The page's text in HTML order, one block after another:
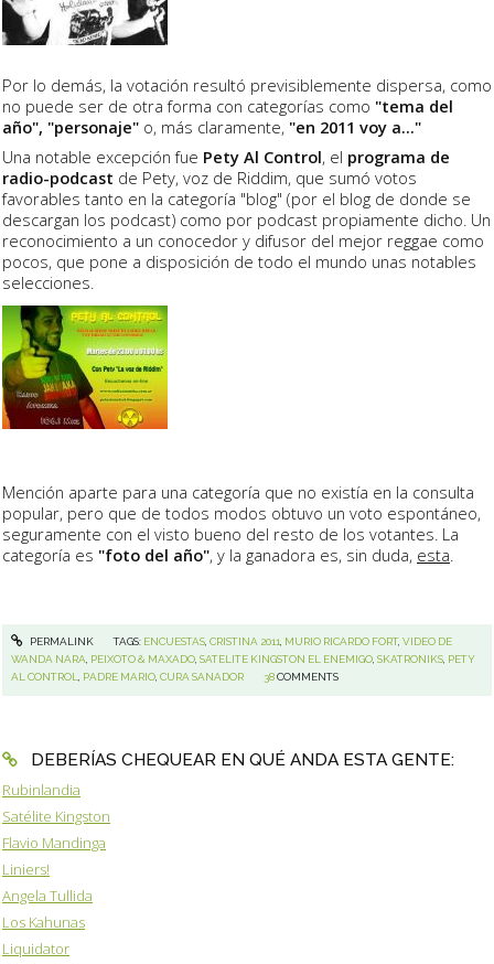
Por lo demás, la votación resultó previsiblemente dispersa, como
no puede ser de otra forma con categorías como "tema del
año", "personaje" o, más claramente, "en 2011 voy a..."
Una notable excepción fue Pety Al Control, el programa de
radio-podcast de Pety, voz de Riddim, que sumó votos
favorables tanto en la categoría "blog" (por el blog de donde se
descargan los podcast) como por podcast propiamente dicho. Un
reconocimiento a un conocedor y difusor del mejor reggae como
pocos, que pone a disposición de todo el mundo unas notables
selecciones.
Mención aparte para una categoría que no existía en la consulta
popular, pero que de todos modos obtuvo un voto espontáneo,
seguramente con el visto bueno del resto de los votantes. La
categoría es "foto del año", y la ganadora es, sin duda, esta
PERMALINK TAGS: ENCUESTAS, CRISTINA 2011, MURIO RICARDO FORT, VIDEO DE
WANDA NARA, PEIXOTO & MAXADO,SATELITE KINGSTON EL ENEMIGO,SKATRONIKS, PETY
AL CONTROL, PADRE MARIO,CURA SANADOR 38 COMMENTS
DEBERÍAS CHEQUEAR EN QUÉ ANDA ESTA GENTE:
Rubinlandia
Satélite Kingston
Flavio Mandinga
Liniers!
Angela Tullida
Los Kahunas
Liquidator